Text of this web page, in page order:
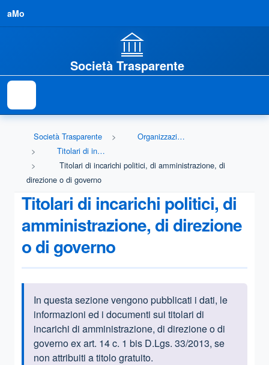
aMo
Società Trasparente
Società Trasparente
Organizzazione
Titolari di incarichi politici, di amministrazione, di direzione o di governo
Titolari di incarichi politici, di amministrazione, di
direzione o di governo
Titolari di incarichi politici, di
amministrazione, di direzione
o di governo
Informazioni introduttive
In questa sezione vengono pubblicati i dati, le
informazioni ed i documenti sui titolari di
incarichi di amministrazione, di direzione o di
governo ex art. 14 c. 1 bis D.Lgs. 33/2013, se
non attribuiti a titolo gratuito.